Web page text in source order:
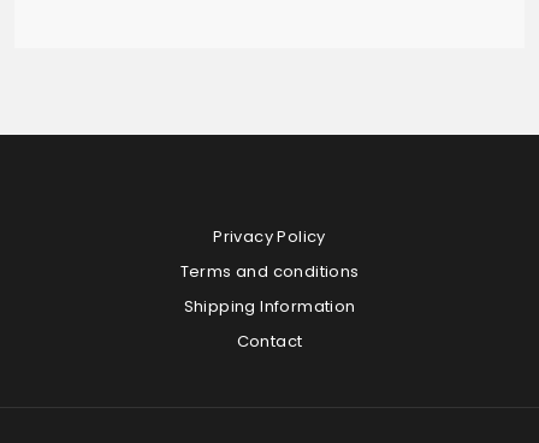
Privacy Policy
Terms and conditions
Shipping Information
Contact